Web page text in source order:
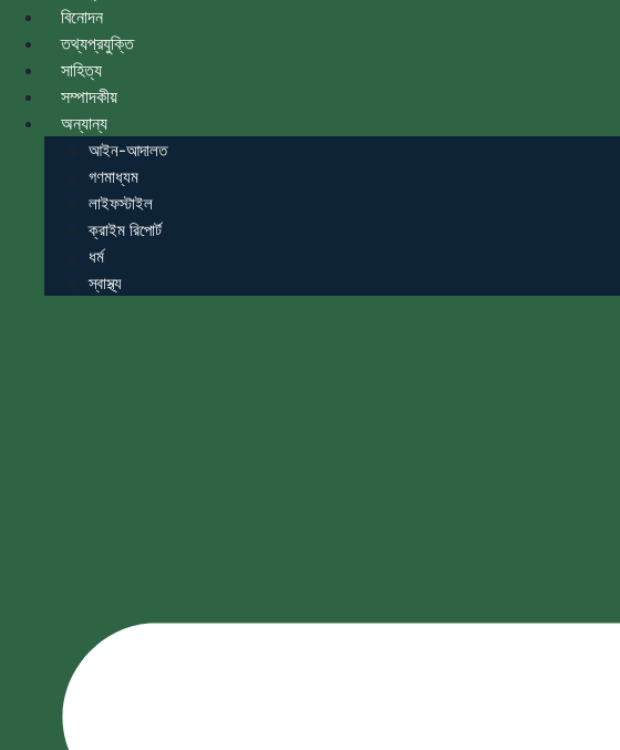
বিনোদন
তথ্যপ্রযুক্তি
সাহিত্য
সম্পাদকীয়
অন্যান্য
আইন-আদালত
গণমাধ্যম
লাইফস্টাইল
ক্রাইম রিপোর্ট
ধর্ম
স্বাস্থ্য